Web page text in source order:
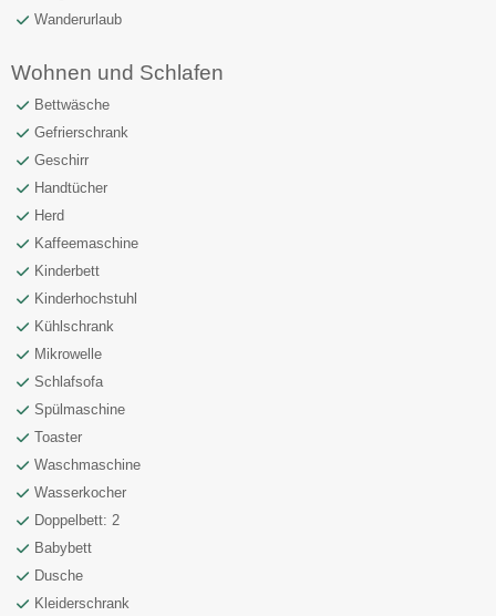
Wanderurlaub
Wohnen und Schlafen
Bettwäsche
Gefrierschrank
Geschirr
Handtücher
Herd
Kaffeemaschine
Kinderbett
Kinderhochstuhl
Kühlschrank
Mikrowelle
Schlafsofa
Spülmaschine
Toaster
Waschmaschine
Wasserkocher
Doppelbett: 2
Babybett
Dusche
Kleiderschrank